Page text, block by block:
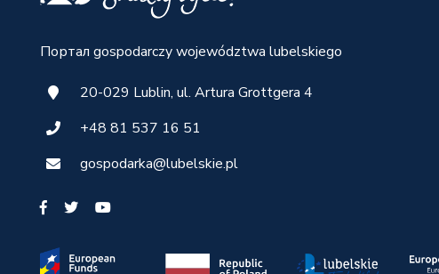
Портал gospodarczy województwa lubelskiego
20-029 Lublin, ul. Artura Grottgera 4
+48 81 537 16 51
gospodarka@lubelskie.pl